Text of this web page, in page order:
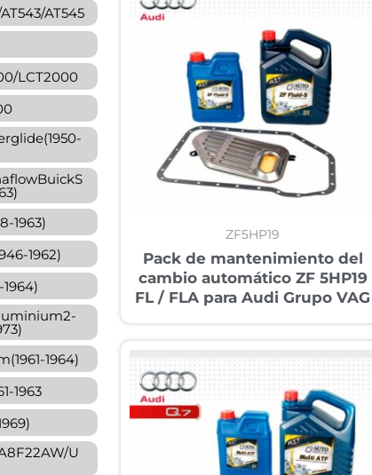
AT545
LCT2000
1963)
1962)
1964)
1963
U
ZF5HP19
Pack de mantenimiento del
cambio automático ZF 5HP19
FL / FLA para Audi Grupo VAG